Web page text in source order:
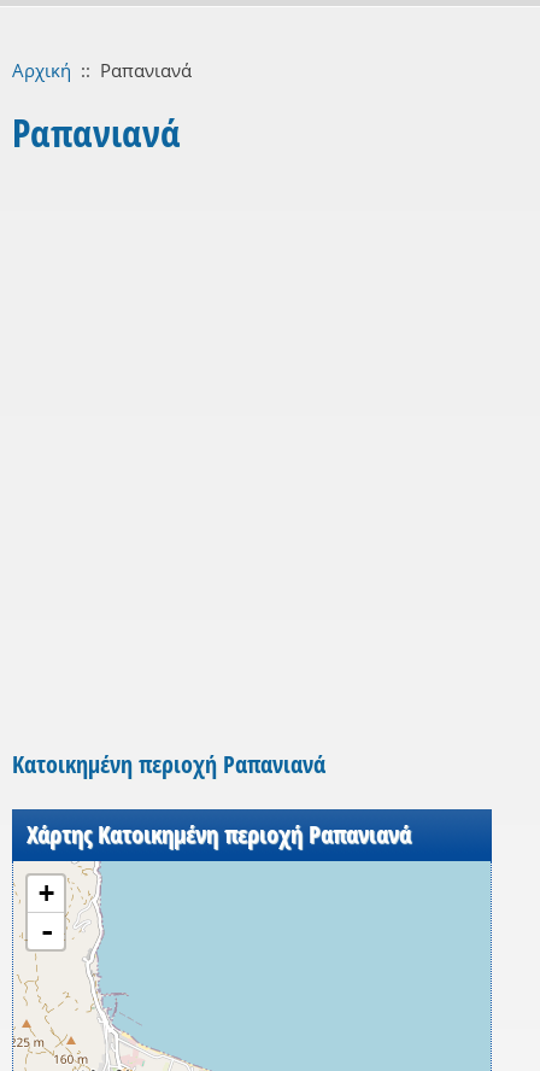
Αρχική :: Ραπανιανά
Ραπανιανά
Κατοικημένη περιοχή Ραπανιανά
Χάρτης Κατοικημένη περιοχή Ραπανιανά
+
-